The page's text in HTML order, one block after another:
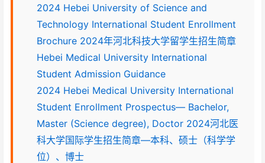
2024 Hebei University of Science and
Technology International Student Enrollment
Brochure 2024年河北科技大学留学生招生简章
Hebei Medical University International
Student Admission Guidance
2024 Hebei Medical University International
Student Enrollment Prospectus— Bachelor,
Master (Science degree), Doctor 2024河北医
科大学国际学生招生简章—本科、硕士（科学学
位）、博士